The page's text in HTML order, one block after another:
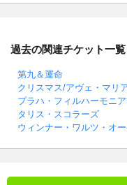
過去の関連チケット一覧
第九＆運命
クリスマス/アヴェ・マリ
プラハ・フィルハーモニ
タリス・スコラーズ
ウィンナー・ワルツ・オ